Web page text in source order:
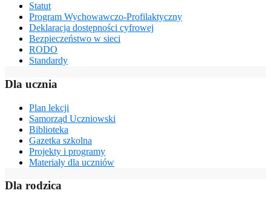
Statut
Program Wychowawczo-Profilaktyczny
Deklaracja dostępności cyfrowej
Bezpieczeństwo w sieci
RODO
Standardy
Dla ucznia
Plan lekcji
Samorząd Uczniowski
Biblioteka
Gazetka szkolna
Projekty i programy
Materiały dla uczniów
Dla rodzica